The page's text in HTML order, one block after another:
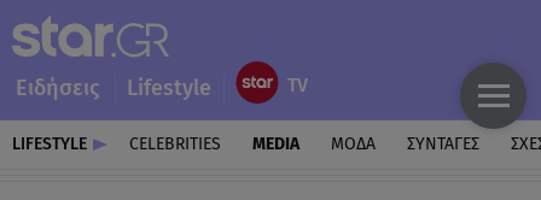
Ειδήσεις Lifestyle
LIFESTYLE CELEBRITIES MEDIA ΜΟΔΑ ΣΥΝΤΑΓΕΣ